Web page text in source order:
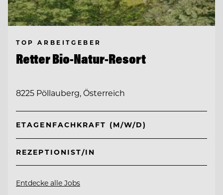
TOP ARBEITGEBER
Retter Bio-Natur-Resort
8225 Pöllauberg, Österreich
ETAGENFACHKRAFT (M/W/D)
REZEPTIONIST/IN
Entdecke alle Jobs